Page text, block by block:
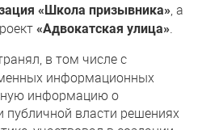
«Школа призывника» , а
«Адвокатская улица»
в том числе с
информационных
информацию о
власти решениях